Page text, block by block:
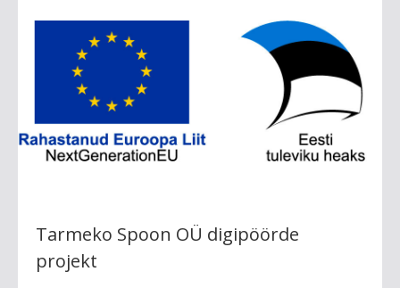
Tarmeko Spoon OÜ digipöörde
projekt